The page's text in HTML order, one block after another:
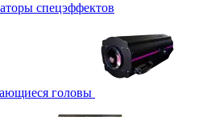
спецэффектов
головы